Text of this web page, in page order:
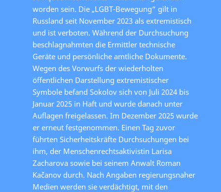
worden sein. Die „LGBT-Bewegung“ gilt in
Russland seit November 2023 als extremistisch
und ist verboten. Während der Durchsuchung
beschlagnahmten die Ermittler technische
Geräte und persönliche amtliche Dokumente.
Wegen des Vorwurfs der wiederholten
öffentlichen Darstellung extremistischer
Symbole befand Sokolov sich von Juli 2024 bis
Januar 2025 in Haft und wurde danach unter
Auflagen freigelassen. Im Dezember 2025 wurde
er erneut festgenommen. Einen Tag zuvor
führten Sicherheitskräfte Durchsuchungen bei
ihm, der Menschenrechtsaktivistin Larisa
Zacharova sowie bei seinem Anwalt Roman
Kačanov durch. Nach Angaben regierungsnaher
Medien werden sie verdächtigt, mit den